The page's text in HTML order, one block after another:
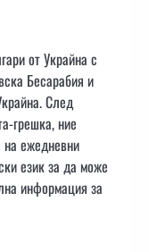
от Украйна с
Бесарабия и
След
грешка, ние
на ежедневни
език за да може
информация за